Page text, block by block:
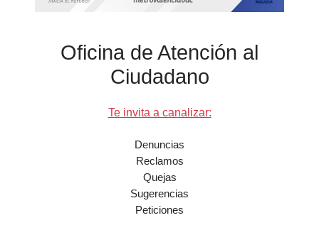
Oficina de Atención al
Ciudadano
Te invita a canalizar:
Denuncias
Reclamos
Quejas
Sugerencias
Peticiones